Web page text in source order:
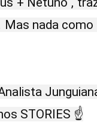
nada como
STORIES ☝